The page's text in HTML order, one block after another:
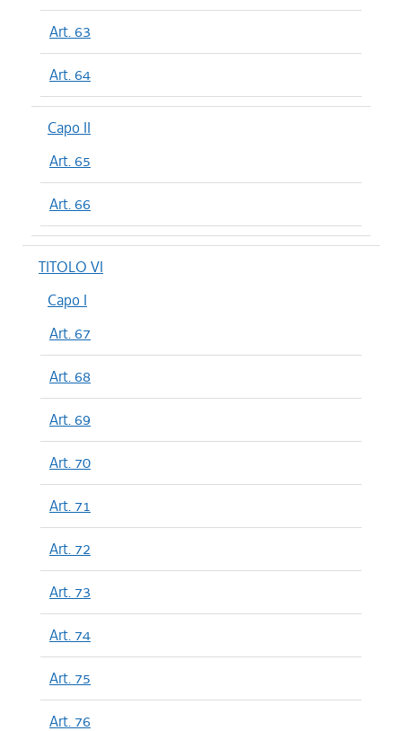
Art. 63
Art. 64
Capo II
Art. 65
Art. 66
TITOLO VI
Capo I
Art. 67
Art. 68
Art. 69
Art. 70
Art. 71
Art. 72
Art. 73
Art. 74
Art. 75
Art. 76